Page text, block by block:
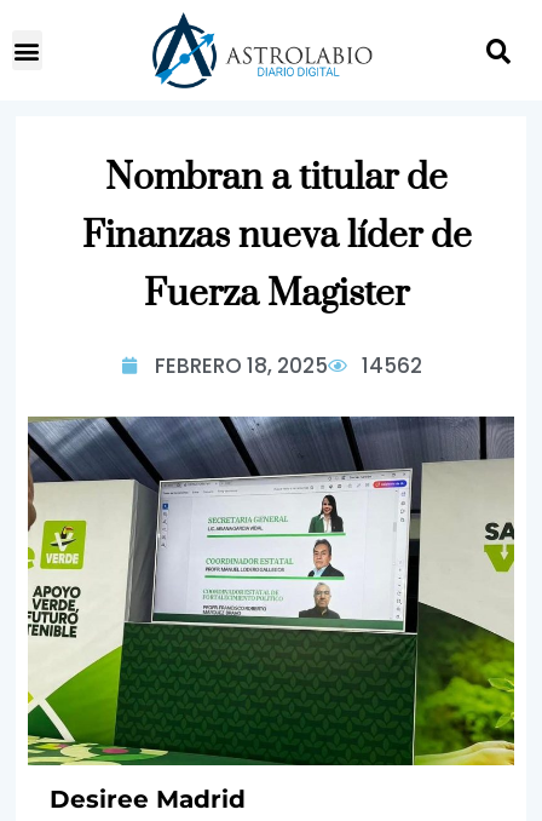
Nombran a titular de
Finanzas nueva líder de
Fuerza Magister
FEBRERO 18, 2025 14562
Desiree Madrid